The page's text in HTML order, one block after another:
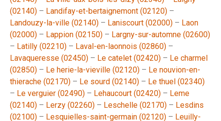
(02140) – Landifay-et-bertaignemont (02120) –
Landouzy-la-ville (02140) – Laniscourt (02000) – Laon
(02000) – Lappion (02150) – Largny-sur-automne (02600)
– Latilly (02210) – Laval-en-laonnois (02860) –
Lavaqueresse (02450) – Le catelet (02420) – Le charmel
(02850) – Le herie-la-vieville (02120) – Le nouvion-en-
thierache (02170) – Le sourd (02140) – Le thuel (02340)
– Le verguier (02490) – Lehaucourt (02420) – Leme
(02140) – Lerzy (02260) – Leschelle (02170) – Lesdins
(02100) – Lesquielles-saint-germain (02120) – Leuilly-